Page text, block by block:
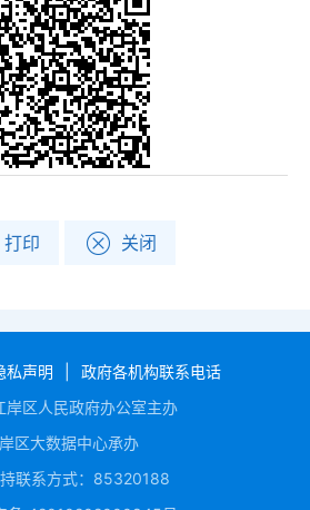
打印 关闭
私声明
政府各机构联系电话
岸区人民政府办公室主办
区大数据中心承办
联系方式：85320188